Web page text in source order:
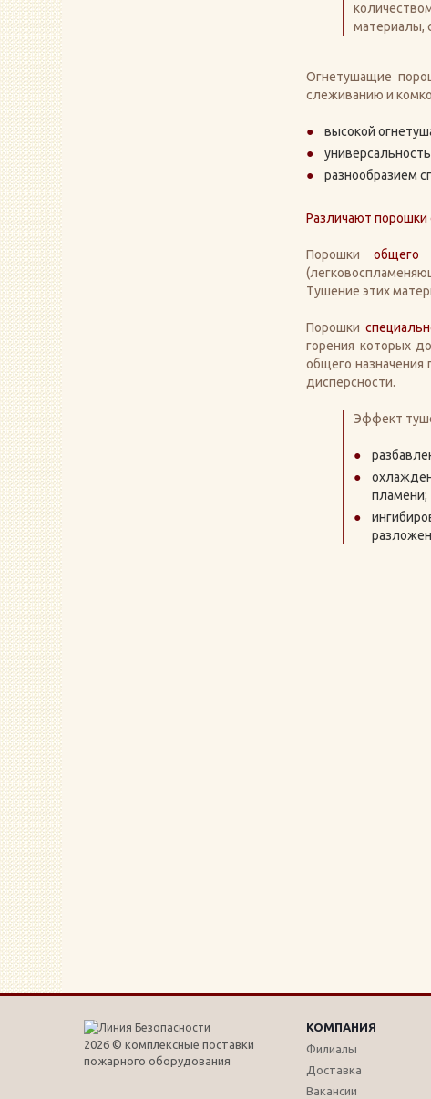
материалы,
Огнетушащие
слеживанию и
высокой
разнообразием
Различают порошки
Порошки общего
Тушение этих
Порошки
горения которых
общего назначения
дисперсности.
Эффект
пламени;
2026 © комплексные поставки
пожарного оборудования
КОМПАНИЯ
Филиалы
Доставка
Вакансии